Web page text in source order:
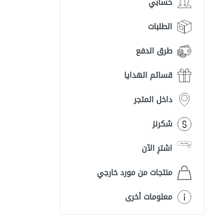
الطلبات
طرق الدفع
قسائم الهدايا
داخل المتجر
شكرنز
اشترِ الآن
منتجات من مورد خارجي
معلومات أخرى